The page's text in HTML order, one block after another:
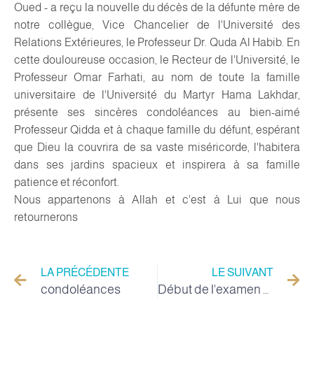
Oued - a reçu la nouvelle du décès de la défunte mère de
notre collègue, Vice Chancelier de l'Université des
Relations Extérieures, le Professeur Dr. Quda Al Habib. En
cette douloureuse occasion, le Recteur de l'Université, le
Professeur Omar Farhati, au nom de toute la famille
universitaire de l'Université du Martyr Hama Lakhdar,
présente ses sincères condoléances au bien-aimé
Professeur Qidda et à chaque famille du défunt, espérant
que Dieu la couvrira de sa vaste miséricorde, l'habitera
dans ses jardins spacieux et inspirera à sa famille
patience et réconfort.
Nous appartenons à Allah et c'est à Lui que nous
retournerons
LA PRÉCÉDENTE
condoléances
LE SUIVANT